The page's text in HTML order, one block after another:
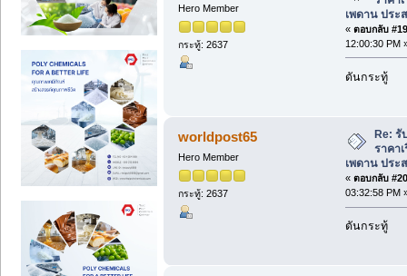
Hero Member
กระทู้: 2637
เพดาน ประ
« ตอบกลับ
12:00:30 PM
ดันกระทู้
worldpost65
Hero Member
กระทู้: 2637
Re:
ราคา
เพดาน ประ
« ตอบกลับ
03:32:58 PM
ดันกระทู้